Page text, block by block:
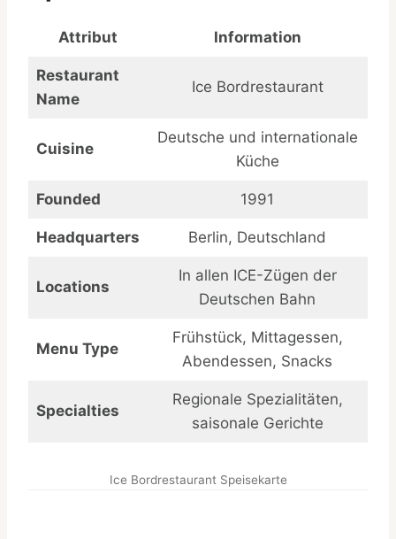
Attribut Information
Restaurant
Name
Ice Bordrestaurant
Cuisine
Deutsche und internationale
Küche
Founded 1991
Headquarters Berlin, Deutschland
Locations
In allen ICE-Zügen der
Deutschen Bahn
Menu Type
Frühstück, Mittagessen,
Abendessen, Snacks
Specialties
Regionale Spezialitäten,
saisonale Gerichte
Ice Bordrestaurant Speisekarte